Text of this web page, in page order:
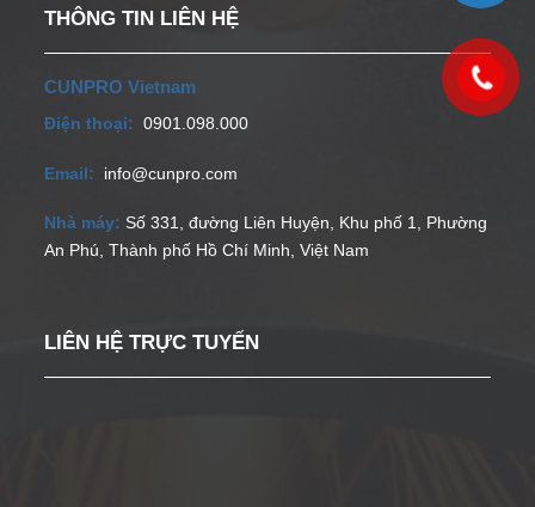
THÔNG TIN LIÊN HỆ
CUNPRO Vietnam
Điện thoại: 0901.098.000
Email: info@cunpro.com
Nhà máy: Số 331, đường Liên Huyện, Khu phố 1, Phường
An Phú, Thành phố Hồ Chí Minh, Việt Nam
LIÊN HỆ TRỰC TUYẾN